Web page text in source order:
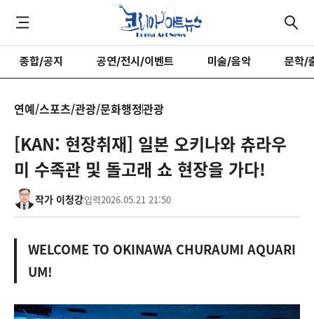
종합/공지 공연/전시/이벤트 미술/음악 문학/
연예/스포츠/관광/문화행정관광
[KAN: 현장취재] 일본 오키나와 츄라우
미 수족관 및 돌고래 쇼 현장을 가다!
작가 이청강입력2026.05.21 21:50
WELCOME TO OKINAWA CHURAUMI AQUARI
UM!